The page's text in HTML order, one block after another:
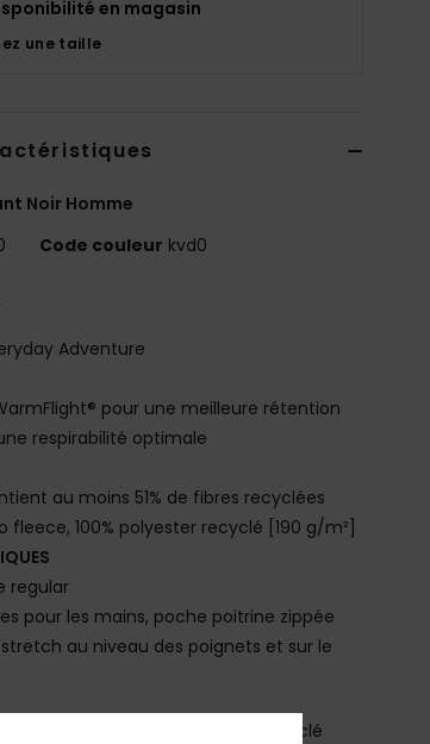
en magasin
une taille
Noir Homme
Code couleur kvd0
Adventure
pour une meilleure rétention
respirabilité optimale
au moins 51% de fibres recyclées
fleece, 100% polyester recyclé [190 g/m²]
regular
pour les mains, poche poitrine zippée
au niveau des poignets et sur le
principale] 100% polyester recyclé